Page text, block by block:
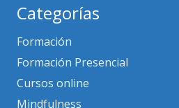
Categorías
Formación
Formación Presencial
Cursos online
Mindfulness